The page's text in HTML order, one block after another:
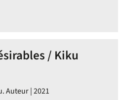
/ Kiku
Auteur | 2021